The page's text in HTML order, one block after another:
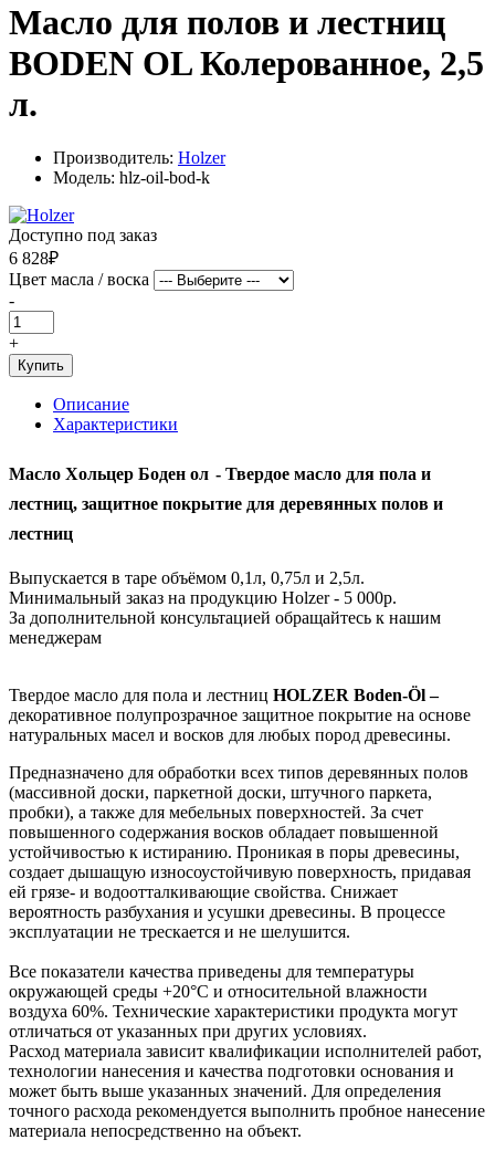
Масло для полов и лестниц
BODEN OL Колерованное, 2,5
л.
Производитель: Holzer
Модель: hlz-oil-bod-k
Доступно под заказ
6 828₽
Цвет масла / воска
-
+
Купить
Описание
Характеристики
Масло Хольцер Боден ол - Твердое масло для пола и
лестниц, защитное покрытие для деревянных полов и
лестниц
Выпускается в таре объёмом 0,1л, 0,75л и 2,5л.
Минимальный заказ на продукцию Holzer - 5 000р.
За дополнительной консультацией обращайтесь к нашим
менеджерам
Твердое масло для пола и лестниц HOLZER Boden-Öl –
декоративное полупрозрачное защитное покрытие на основе
натуральных масел и восков для любых пород древесины.
Предназначено для обработки всех типов деревянных полов
(массивной доски, паркетной доски, штучного паркета,
пробки), а также для мебельных поверхностей. За счет
повышенного содержания восков обладает повышенной
устойчивостью к истиранию. Проникая в поры древесины,
создает дышащую износоустойчивую поверхность, придавая
ей грязе- и водоотталкивающие свойства. Снижает
вероятность разбухания и усушки древесины. В процессе
эксплуатации не трескается и не шелушится.
Все показатели качества приведены для температуры
окружающей среды +20°C и относительной влажности
воздуха 60%. Технические характеристики продукта могут
отличаться от указанных при других условиях.
Расход материала зависит квалификации исполнителей работ,
технологии нанесения и качества подготовки основания и
может быть выше указанных значений. Для определения
точного расхода рекомендуется выполнить пробное нанесение
материала непосредственно на объект.